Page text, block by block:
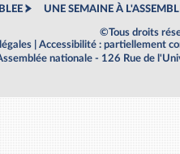
UNE SEMAINE À
©Tous droits
Accessibilité : partiellement
nationale - 126 Rue de